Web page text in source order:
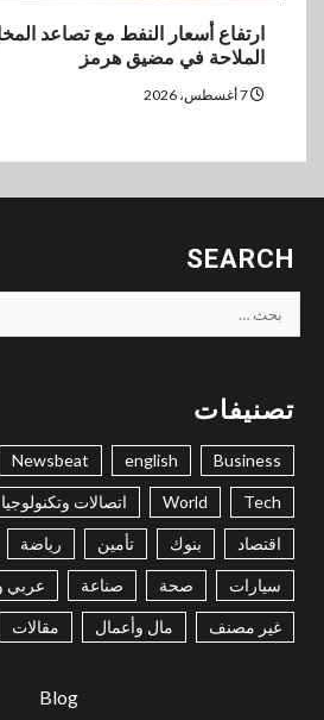
ارتفاع أسعار النفط مع تصاعد
الملاحة في مضيق هرمز
SEARCH
البحث
عن:
تصنيفات
Business
english
Newsbeat
Tech
World اتصالات وتكنولوجيا
اقتصاد بنوك تأمين رياضة
سيارات صحة صناعة عربي
غير مصنف مال وأعمال مقالات
Blog